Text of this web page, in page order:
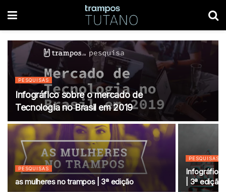
PESQUISAS
Infográfico sobre o mercado de
Tecnologia no Brasil em 2019
PESQUISAS
as mulheres no trampos | 3ª edição
PESQUISAS
Infográfio:
| 3ª edição